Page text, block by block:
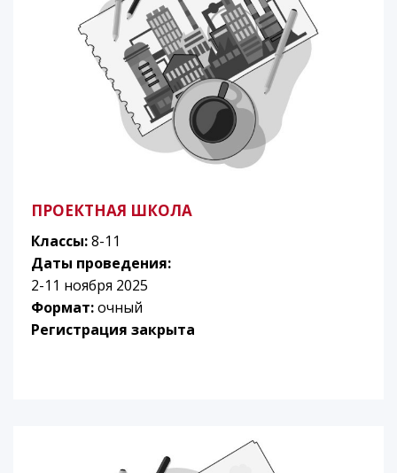
ПРОЕКТНАЯ ШКОЛА
Классы:8-11
Даты проведения:
2-11 ноября 2025
Формат:очный
Регистрация закрыта